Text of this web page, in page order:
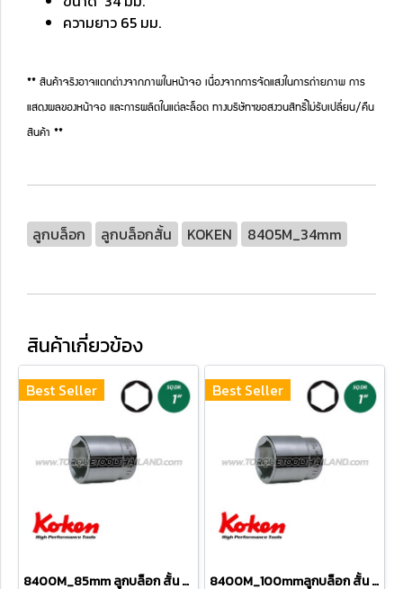
ความยาว 65 มม.
** สินค้าจริงอาจแตกต่างจากภาพในหน้าจอ เนื่องจากการจัดแสงในการถ่ายภาพ การ
แสดงผลของหน้าจอ และการผลิตในแต่ละล็อต ทางบริษัทฯขอสงวนสิทธิ์ไม่รับเปลี่ยน/คืน
สินค้า **
ลูกบล็อก ลูกบล็อกสั้น KOKEN 8405M_34mm
สินค้าเกี่ยวข้อง
Best Seller
8400M_85mm ลูกบล็อก สั้น 6P (SQ.DR 1") Hand Sockets
Best Seller
8400M_100mmลูกบล็อก สั้น 6P (SQ.DR 1") Hand Sockets